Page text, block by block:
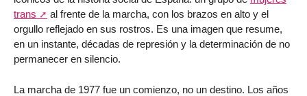
trans
al frente de la marcha, con los brazos en alto y el
orgullo reflejado en sus rostros. Es una imagen que resume,
en un instante, décadas de represión y la determinación de no
permanecer en silencio.
La marcha de 1977 fue un comienzo, no un destino. Los años